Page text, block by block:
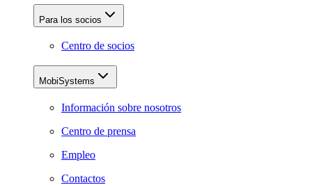
Para los socios
Centro de socios
MobiSystems
Información sobre nosotros
Centro de prensa
Empleo
Contactos